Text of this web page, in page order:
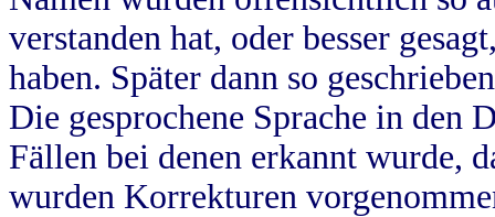
verstanden hat, oder besser
haben. Später dann so
Die gesprochene Sprache in
Fällen bei denen erkannt wurde,
wurden Korrekturen